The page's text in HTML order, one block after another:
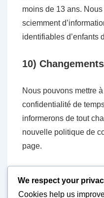
moins de 13 ans.
sciemment
identifiables d’enfants
10)
Nous pouvons mettre
confidentialité de
informerons de tout
nouvelle politique de
page.
We respect your
Cookies help us